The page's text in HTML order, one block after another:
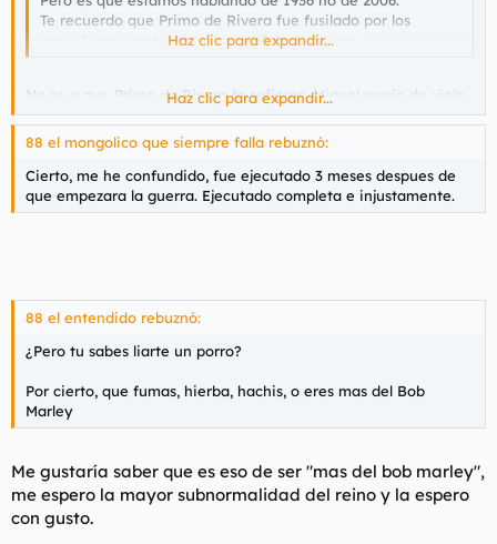
Te recuerdo que Primo de Rivera fue fusilado por los
republicanos antes de que estallara la guerra.
Haz clic para expandir...
No se a que Primo de Rivera te refieres. Miguel murio de viejo
en Paris, y Jose Antonio fue fusilado en plena Guerra Civil.
Haz clic para expandir...
88 el mongolico que siempre falla rebuznó:
Cierto, me he confundido, fue ejecutado 3 meses despues de
que empezara la guerra. Ejecutado completa e injustamente.
88 el entendido rebuznó:
¿Pero tu sabes liarte un porro?
Por cierto, que fumas, hierba, hachis, o eres mas del Bob
Marley
Me gustaría saber que es eso de ser "mas del bob marley",
me espero la mayor subnormalidad del reino y la espero
con gusto.